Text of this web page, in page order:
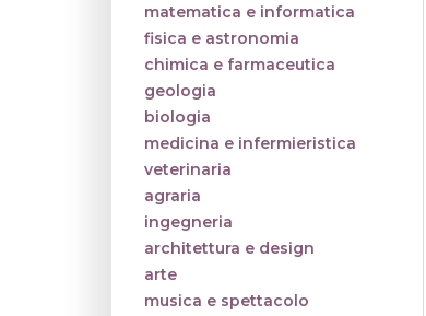
matematica e informatica
fisica e astronomia
chimica e farmaceutica
geologia
biologia
medicina e infermieristica
veterinaria
agraria
ingegneria
architettura e design
arte
musica e spettacolo